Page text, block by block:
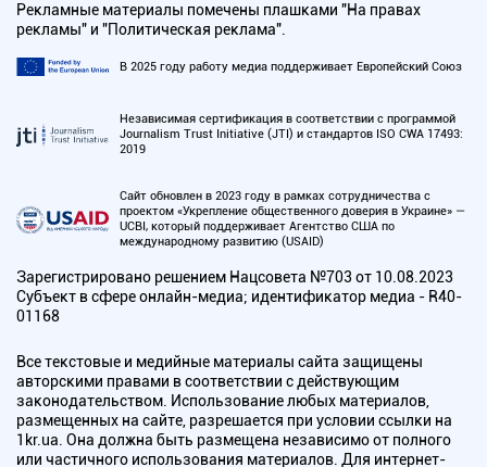
Рекламные материалы помечены плашками "На правах
рекламы" и "Политическая реклама".
В 2025 году работу медиа поддерживает Европейский Союз
Независимая сертификация в соответствии с программой
Journalism Trust Initiative (JTI) и стандартов ISO CWA 17493:
2019
Сайт обновлен в 2023 году в рамках сотрудничества с
проектом «Укрепление общественного доверия в Украине» —
UCBI, который поддерживает Агентство США по
международному развитию (USAID)
Зарегистрировано решением Нацсовета №703 от 10.08.2023
Субъект в сфере онлайн-медиа; идентификатор медиа - R40-
01168
Все текстовые и медийные материалы сайта защищены
авторскими правами в соответствии с действующим
законодательством. Использование любых материалов,
размещенных на сайте, разрешается при условии ссылки на
1kr.ua. Она должна быть размещена независимо от полного
или частичного использования материалов. Для интернет-